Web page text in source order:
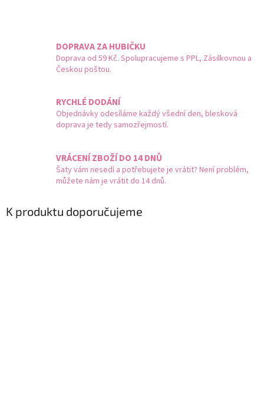
DOPRAVA ZA HUBIČKU
Doprava od 59 Kč. Spolupracujeme s PPL, Zásilkovnou a
Českou poštou.
RYCHLÉ DODÁNÍ
Objednávky odesíláme každý všední den, blesková
doprava je tedy samozřejmostí.
VRÁCENÍ ZBOŽÍ DO 14 DNŮ
Šaty vám nesedí a potřebujete je vrátit? Není problém,
můžete nám je vrátit do 14 dnů.
K produktu doporučujeme